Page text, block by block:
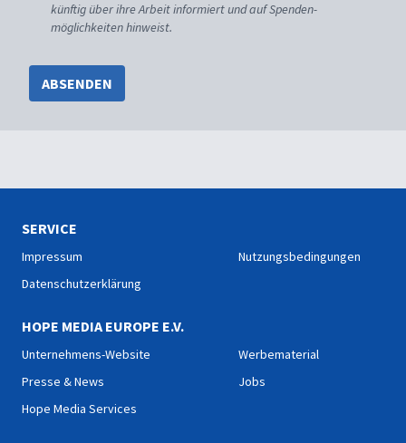
künftig über ihre Arbeit informiert und auf Spenden-
möglichkeiten hinweist.
ABSENDEN
SERVICE
Impressum
Datenschutzerklärung
Nutzungsbedingungen
HOPE MEDIA EUROPE E.V.
Unternehmens-Website
Presse & News
Hope Media Services
Werbematerial
Jobs